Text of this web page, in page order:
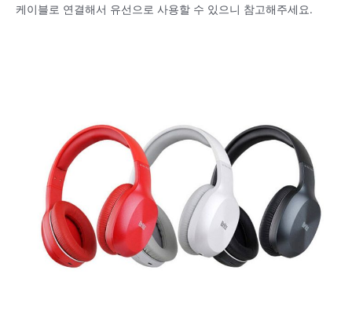
케이블로 연결해서 유선으로 사용할 수 있으니 참고해주세요.